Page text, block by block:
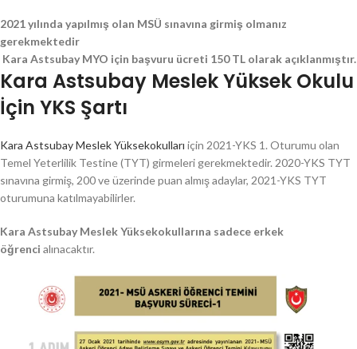
2021 yılında yapılmış olan MSÜ sınavına girmiş olmanız
gerekmektedir
Kara Astsubay MYO için başvuru ücreti 150 TL olarak açıklanmıştır.
Kara Astsubay Meslek Yüksek Okulu
İçin YKS Şartı
Kara Astsubay Meslek Yüksekokulları için 2021-YKS 1. Oturumu olan
Temel Yeterlilik Testine (TYT) girmeleri gerekmektedir. 2020-YKS TYT
sınavına girmiş, 200 ve üzerinde puan almış adaylar, 2021-YKS TYT
oturumuna katılmayabilirler.
Kara Astsubay Meslek Yüksekokullarına sadece erkek
öğrenci alınacaktır.